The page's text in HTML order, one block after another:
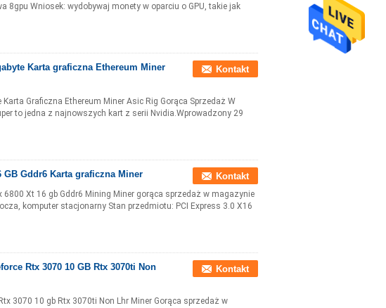
8gpu Wniosek: wydobywaj monety w oparciu o GPU, takie jak
Karta graficzna Ethereum Miner
Kontakt
Karta Graficzna Ethereum Miner Asic Rig Gorąca Sprzedaż W
to jedna z najnowszych kart z serii Nvidia.Wprowadzony 29
GB Gddr6 Karta graficzna Miner Kontakt
6800 Xt 16 gb Gddr6 Mining Miner gorąca sprzedaż w magazynie
komputer stacjonarny Stan przedmiotu: PCI Express 3.0 X16
Rtx 3070 10 GB Rtx 3070ti Non
Kontakt
3070 10 gb Rtx 3070ti Non Lhr Miner Gorąca sprzedaż w